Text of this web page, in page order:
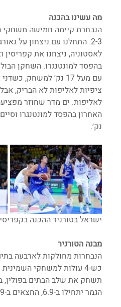
מה עשינו בהכנה
הנבחרת קיימה חמישה משחקי
2-3. התחלנו עם ניצחון על
לאסטוניה, ניצחנו את קפריסין
בהפסד למונטנגרו. השחקן
עם מעל 17 נק׳ למשחק,
ציפיות לאליפות לא הבריק,
לאליפות. ים מדר שחוזר
נק׳.
ישראל בטורניר ההכנה
מבנה הטורניר
כש-4 עולות למשחקי
הגמר יתחילו ב-6.9, החצאים ב-12.9 והגמר ב-14.9.